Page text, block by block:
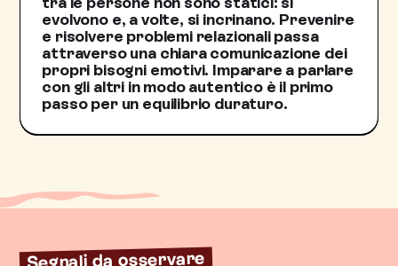
evolvono e, a volte, si incrinano. Prevenire
e risolvere problemi relazionali passa
attraverso una chiara comunicazione dei
propri bisogni emotivi. Imparare a parlare
con gli altri in modo autentico è il primo
passo per un equilibrio duraturo.
Segnali da osservare